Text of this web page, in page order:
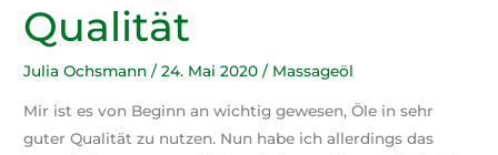
Qualität
Julia Ochsmann/24. Mai 2020/ Massageöl
Mir ist es von Beginn an wichtig gewesen, Öle in sehr
guter Qualität zu nutzen. Nun habe ich allerdings das